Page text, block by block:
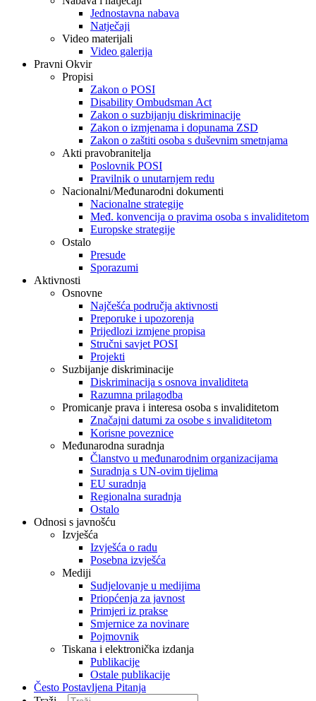
Jednostavna nabava
Natječaji
Video materijali
Video galerija
Pravni Okvir
Propisi
Zakon o POSI
Disability Ombudsman Act
Zakon o suzbijanju diskriminacije
Zakon o izmjenama i dopunama ZSD
Zakon o zaštiti osoba s duševnim smetnjama
Akti pravobranitelja
Poslovnik POSI
Pravilnik o unutarnjem redu
Nacionalni/Međunarodni dokumenti
Nacionalne strategije
Međ. konvencija o pravima osoba s invaliditetom
Europske strategije
Ostalo
Presude
Sporazumi
Aktivnosti
Osnovne
Najčešća područja aktivnosti
Preporuke i upozorenja
Prijedlozi izmjene propisa
Stručni savjet POSI
Projekti
Suzbijanje diskriminacije
Diskriminacija s osnova invaliditeta
Razumna prilagodba
Promicanje prava i interesa osoba s invaliditetom
Značajni datumi za osobe s invaliditetom
Korisne poveznice
Međunarodna suradnja
Članstvo u međunarodnim organizacijama
Suradnja s UN-ovim tijelima
EU suradnja
Regionalna suradnja
Ostalo
Odnosi s javnošću
Izvješća
Izvješća o radu
Posebna izvješća
Mediji
Sudjelovanje u medijima
Priopćenja za javnost
Primjeri iz prakse
Smjernice za novinare
Pojmovnik
Tiskana i elektronička izdanja
Publikacije
Ostale publikacije
Često Postavljena Pitanja